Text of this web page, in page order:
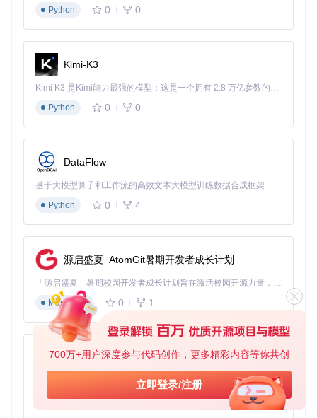
700万+用户深度参与代码创作，更多精彩内容等你共创
立即登录/注册
Python
0 0
Kimi-K3
Kimi K3 是Kimi能力最强的模型：这是一个拥有 2.8 万亿参数的混合专家（MoE）模型，具备原生视觉理解能力，并支持 100 万 token 的上下文窗口。
Python
0 0
DataFlow
基于大模型算子和工作流的高效文本大模型训练数据合成框架
Python
0 4
源启盛夏_AtomGit暑期开发者成长计划
「源启盛夏」暑期校园开发者成长计划旨在激活校园开源力量，通过积分激励、认证扶持、资源倾斜等形式，引导高校组织和开发者完成「入驻 — 建项目 — 做贡献 — 获认证 — 得资源」的完整闭环。无论你是想带领社团入驻平台的组织者，还是希望用代码贡献证明自己的开发者，都能在这里找到属于你的成长路径。
Markdown
0 1
py-xiaozhi
基于Python的Xiaozhi AI，适用于想要完整Xiaozhi体验而无需拥有专用硬件的用户。
Python
0 1